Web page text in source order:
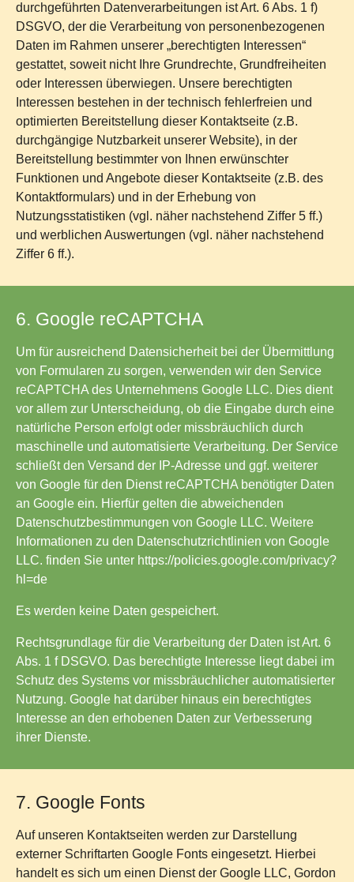
durchgeführten Datenverarbeitungen ist Art. 6 Abs. 1 f)
DSGVO, der die Verarbeitung von personenbezogenen
Daten im Rahmen unserer „berechtigten Interessen“
gestattet, soweit nicht Ihre Grundrechte, Grundfreiheiten
oder Interessen überwiegen. Unsere berechtigten
Interessen bestehen in der technisch fehlerfreien und
optimierten Bereitstellung dieser Kontaktseite (z.B.
durchgängige Nutzbarkeit unserer Website), in der
Bereitstellung bestimmter von Ihnen erwünschter
Funktionen und Angebote dieser Kontaktseite (z.B. des
Kontaktformulars) und in der Erhebung von
Nutzungsstatistiken (vgl. näher nachstehend Ziffer 5 ff.)
und werblichen Auswertungen (vgl. näher nachstehend
Ziffer 6 ff.).
6. Google reCAPTCHA
Um für ausreichend Datensicherheit bei der Übermittlung
von Formularen zu sorgen, verwenden wir den Service
reCAPTCHA des Unternehmens Google LLC. Dies dient
vor allem zur Unterscheidung, ob die Eingabe durch eine
natürliche Person erfolgt oder missbräuchlich durch
maschinelle und automatisierte Verarbeitung. Der Service
schließt den Versand der IP-Adresse und ggf. weiterer
von Google für den Dienst reCAPTCHA benötigter Daten
an Google ein. Hierfür gelten die abweichenden
Datenschutzbestimmungen von Google LLC. Weitere
Informationen zu den Datenschutzrichtlinien von Google
LLC. finden Sie unter https://policies.google.com/privacy?
hl=de
Es werden keine Daten gespeichert.
Rechtsgrundlage für die Verarbeitung der Daten ist Art. 6
Abs. 1 f DSGVO. Das berechtigte Interesse liegt dabei im
Schutz des Systems vor missbräuchlicher automatisierter
Nutzung. Google hat darüber hinaus ein berechtigtes
Interesse an den erhobenen Daten zur Verbesserung
ihrer Dienste.
7. Google Fonts
Auf unseren Kontaktseiten werden zur Darstellung
externer Schriftarten Google Fonts eingesetzt. Hierbei
handelt es sich um einen Dienst der Google LLC, Gordon